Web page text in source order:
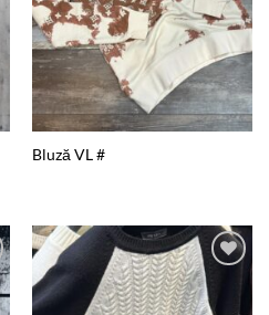
Bluză VL #
Add to
wishlist